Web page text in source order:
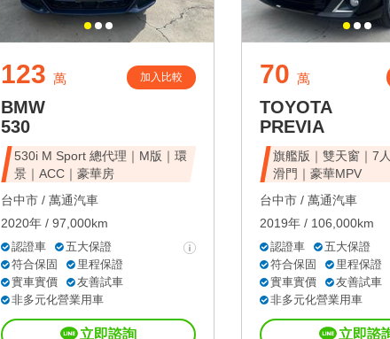
123 萬 加入比較
BMW
530
530i M Sport 總代理｜M版｜環
景｜ACC｜豪華房
台中市 / 萬通汽車
2020年 / 97,000km
認證車
五大保證
符合保固
里程保證
實車實價
友善試車
非多元化營業用車
立即諮詢
70 萬
TOYOTA
PREVIA
旗艦版｜雙天窗｜7
滑門｜豪華MPV
台中市 / 萬通汽車
2019年 / 106,000km
認證車
五大保證
符合保固
里程保證
實車實價
友善試車
非多元化營業用車
立即諮